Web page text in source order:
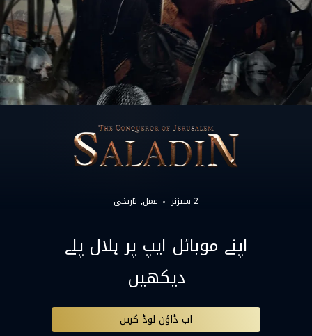
2 سیزنز عمل تاریخی
اپنے موبائل ایپ پر ہلال پلے
دیکھیں
اب ڈاؤن لوڈ کریں